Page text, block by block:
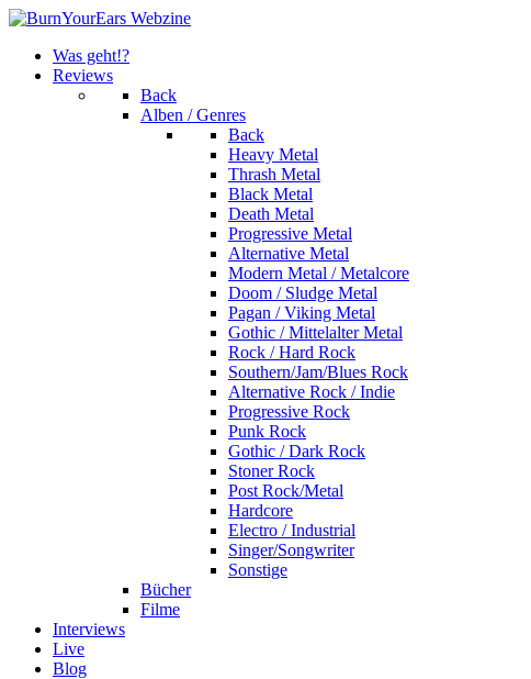
Was geht!?
Reviews
Back
Alben / Genres
Back
Heavy Metal
Thrash Metal
Black Metal
Death Metal
Progressive Metal
Alternative Metal
Modern Metal / Metalcore
Doom / Sludge Metal
Pagan / Viking Metal
Gothic / Mittelalter Metal
Rock / Hard Rock
Southern/Jam/Blues Rock
Alternative Rock / Indie
Progressive Rock
Punk Rock
Gothic / Dark Rock
Stoner Rock
Post Rock/Metal
Hardcore
Electro / Industrial
Singer/Songwriter
Sonstige
Bücher
Filme
Interviews
Live
Blog